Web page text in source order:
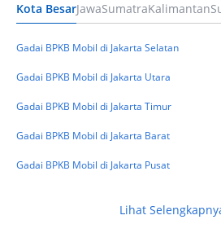
Keuangan
Masuk BI Checking?
Kota BesarJawaSumatraKalimantan
Gadai BPKB Mobil di Jakarta Selatan
Gadai BPKB Mobil di Jakarta Utara
Gadai BPKB Mobil di Jakarta Timur
Gadai BPKB Mobil di Jakarta Barat
Gadai BPKB Mobil di Jakarta Pusat
Lihat